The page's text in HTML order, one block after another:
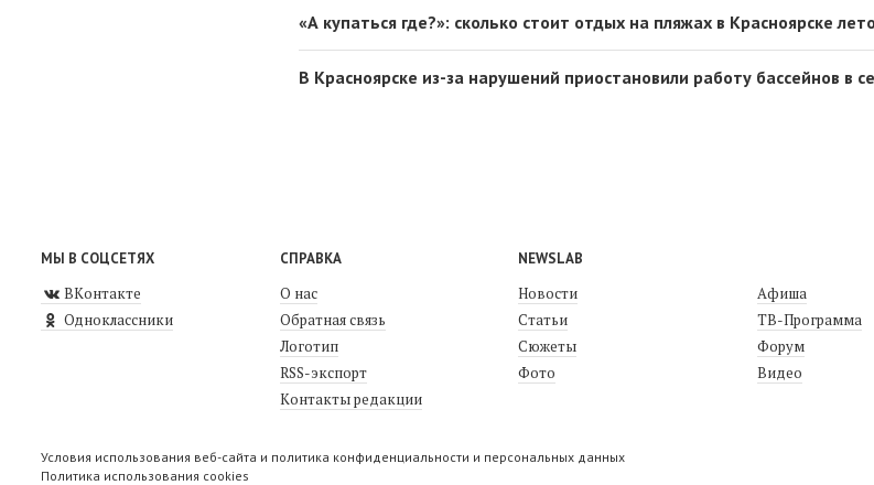
«А купаться где?»: сколько стоит отдых на пляжах в Красноярске
В Красноярске из-за нарушений приостановили работу бассейнов в
МЫ В СОЦСЕТЯХ
ВКонтакте
Одноклассники
СПРАВКА
О нас
Обратная связь
Логотип
RSS-экспорт
Контакты редакции
NEWSLAB
Новости
Статьи
Сюжеты
Фото
Афиша
ТВ-Программа
Форум
Видео
Условия использования веб-сайта и политика конфиденциальности и персональных данных
Политика использования cookies